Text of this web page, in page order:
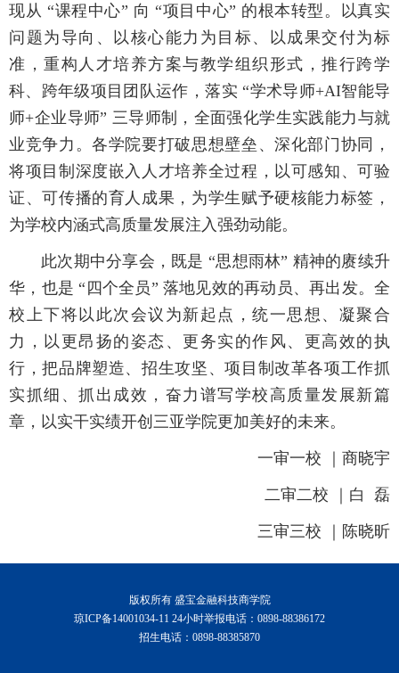
现从 “课程中心” 向 “项目中心” 的根本转型。以真实
问题为导向、以核心能力为目标、以成果交付为标
准，重构人才培养方案与教学组织形式，推行跨学
科、跨年级项目团队运作，落实 “学术导师+AI智能导
师+企业导师” 三导师制，全面强化学生实践能力与就
业竞争力。各学院要打破思想壁垒、深化部门协同，
将项目制深度嵌入人才培养全过程，以可感知、可验
证、可传播的育人成果，为学生赋予硬核能力标签，
为学校内涵式高质量发展注入强劲动能。
此次期中分享会，既是 “思想雨林” 精神的赓续升
华，也是 “四个全员” 落地见效的再动员、再出发。全
校上下将以此次会议为新起点，统一思想、凝聚合
力，以更昂扬的姿态、更务实的作风、更高效的执
行，把品牌塑造、招生攻坚、项目制改革各项工作抓
实抓细、抓出成效，奋力谱写学校高质量发展新篇
章，以实干实绩开创三亚学院更加美好的未来。
一审一校 ｜商晓宇
二审二校 ｜白 磊
三审三校 ｜陈晓昕
版权所有 盛宝金融科技商学院
琼ICP备14001034-11 24小时举报电话：0898-88386172
招生电话：0898-88385870